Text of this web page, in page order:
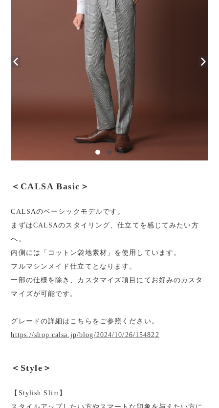
＜CALSA Basic＞
CALSAのベーシックモデルです。
まずはCALSAのスタイリング、仕立てを感じてみたい方
へ。
内側には「コットン袋地素材」を使用しています。
フルマシンメイド仕立てとなります。
一部の仕様を除き、カスタマイズ項目にてお好みのカスタ
マイズが可能です。
グレードの詳細はこちらをご参照ください。
https://shop.calsa.jp/blog/2024/10/26/154822
＜Style＞
【Stylish Slim】